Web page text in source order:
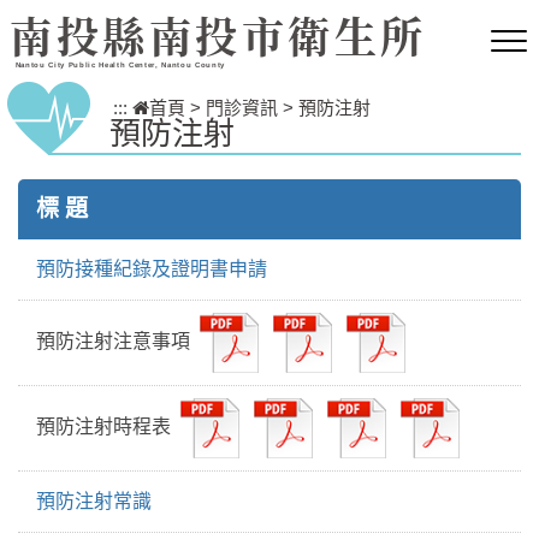
跳到主要內容區塊
南投縣南投市衛生所
Nantou City Public Health Center, Nantou County
::: 首頁 > 門診資訊 > 預防注射
預防注射
標 題
預防接種紀錄及證明書申請
預防注射注意事項
預防注射時程表
預防注射常識